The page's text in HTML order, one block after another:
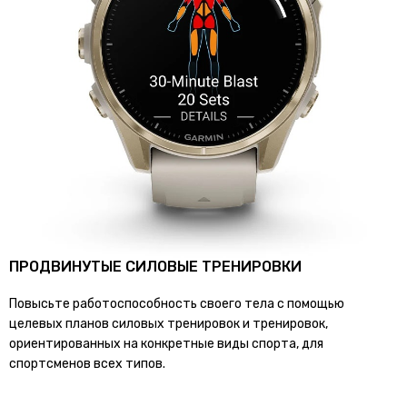
ПРОДВИНУТЫЕ СИЛОВЫЕ ТРЕНИРОВКИ
Повысьте работоспособность своего тела с помощью
целевых планов силовых тренировок и тренировок,
ориентированных на конкретные виды спорта, для
спортсменов всех типов.